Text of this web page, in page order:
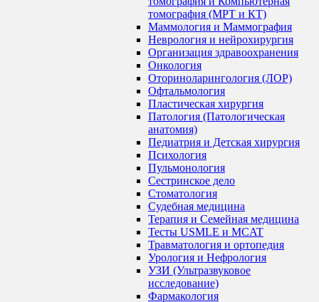
томография (МРТ и КТ)
Маммология и Маммография
Неврология и нейрохирургия
Организация здравоохранения
Онкология
Оториноларингология (ЛОР)
Офтальмология
Пластическая хирургия
Патология (Патологическая
анатомия)
Педиатрия и Детская хирургия
Психология
Пульмонология
Сестринское дело
Стоматология
Судебная медицина
Терапия и Семейная медицина
Тесты USMLE и MCAT
Травматология и ортопедия
Урология и Нефрология
УЗИ (Ультразвуковое
исследование)
Фармакология